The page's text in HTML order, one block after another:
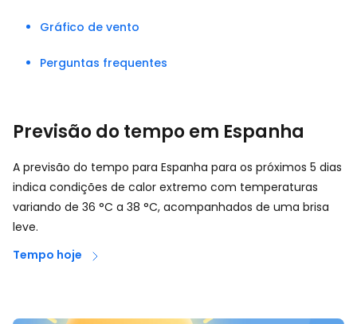
Gráfico de vento
Perguntas frequentes
Previsão do tempo em Espanha
A previsão do tempo para Espanha para os próximos 5 dias
indica condições de calor extremo com temperaturas
variando de 36 °C a 38 °C, acompanhados de uma brisa
leve.
Tempo hoje